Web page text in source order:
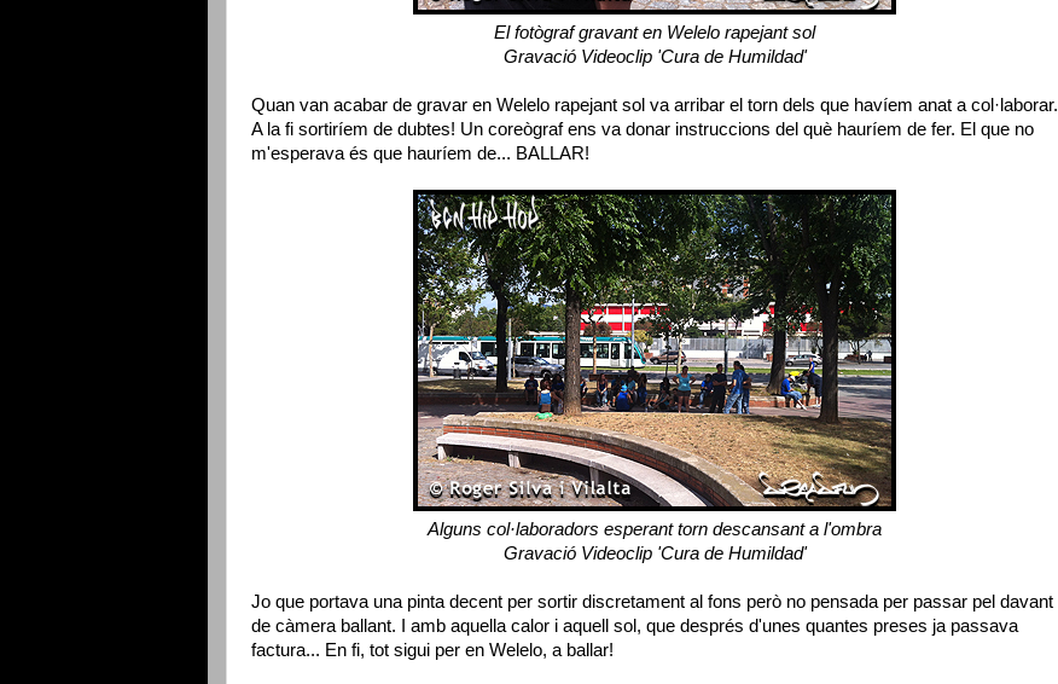
El fotògraf gravant en Welelo rapejant sol
Gravació Videoclip 'Cura de Humildad'
Quan van acabar de gravar en Welelo rapejant sol va arribar el torn dels que havíem anat a col·laborar.
A la fi sortiríem de dubtes! Un coreògraf ens va donar instruccions del què hauríem de fer. El que no
m'esperava és que hauríem de... BALLAR!
Alguns col·laboradors esperant torn descansant a l'ombra
Gravació Videoclip 'Cura de Humildad'
Jo que portava una pinta decent per sortir discretament al fons però no pensada per passar pel davant
de càmera ballant. I amb aquella calor i aquell sol, que després d'unes quantes preses ja passava
factura... En fi, tot sigui per en Welelo, a ballar!